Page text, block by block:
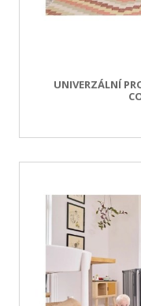
UNIVERZÁLNÍ